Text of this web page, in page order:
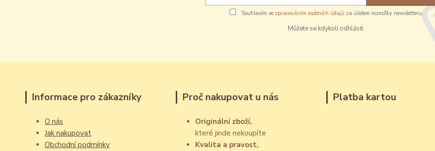
Souhlasím se zpracováním osobních údajůza účelem rozesílky newsletteru.
Můžete se kdykoli odhlásit.
Informace pro zákazníky
O nás
Jak nakupovat
Obchodní podmínky
Proč nakupovat u nás
Originální zboží,
které jinde nekoupíte
Kvalita a pravost,
Platba kartou